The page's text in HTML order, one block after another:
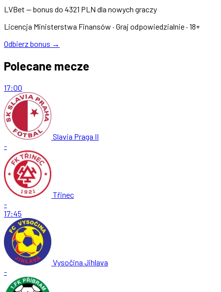
LVBet — bonus do 4321 PLN dla nowych graczy
Licencja Ministerstwa Finansów · Graj odpowiedzialnie · 18+
Odbierz bonus →
Polecane mecze
17:00
Slavia Praga II
-
Třinec
-
17:45
Vysočina Jihlava
-